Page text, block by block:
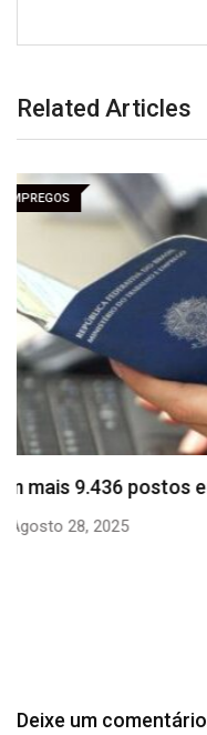
Related Articles
EMPREGOS
Deixe um comentário